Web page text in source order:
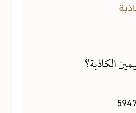
الكاذبة؟
5947